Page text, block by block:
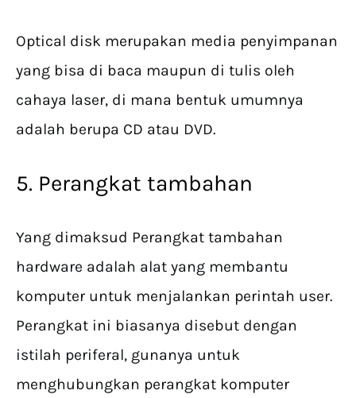
Optical disk merupakan media penyimpanan
yang bisa di baca maupun di tulis oleh
cahaya laser, di mana bentuk umumnya
adalah berupa CD atau DVD.
5. Perangkat tambahan
Yang dimaksud Perangkat tambahan
hardware adalah alat yang membantu
komputer untuk menjalankan perintah user.
Perangkat ini biasanya disebut dengan
istilah periferal, gunanya untuk
menghubungkan perangkat komputer